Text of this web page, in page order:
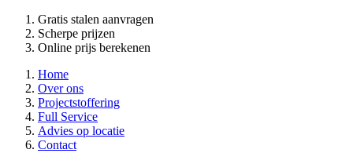
Gratis stalen aanvragen
Scherpe prijzen
Online prijs berekenen
Home
Over ons
Projectstoffering
Full Service
Advies op locatie
Contact